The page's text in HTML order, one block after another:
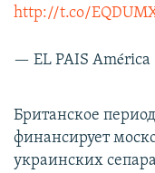
http://t.co/
— EL PAIS
Британское
финансирует
украинских